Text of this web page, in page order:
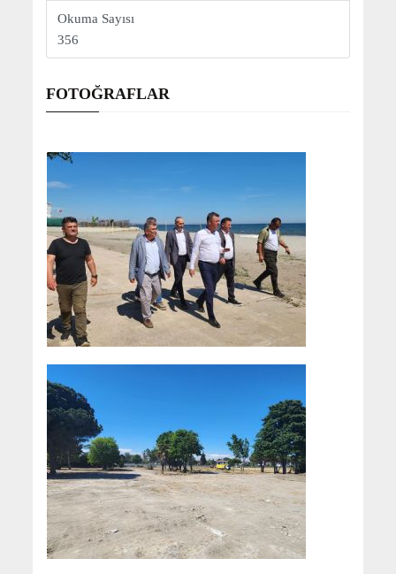
Okuma Sayısı
356
FOTOĞRAFLAR